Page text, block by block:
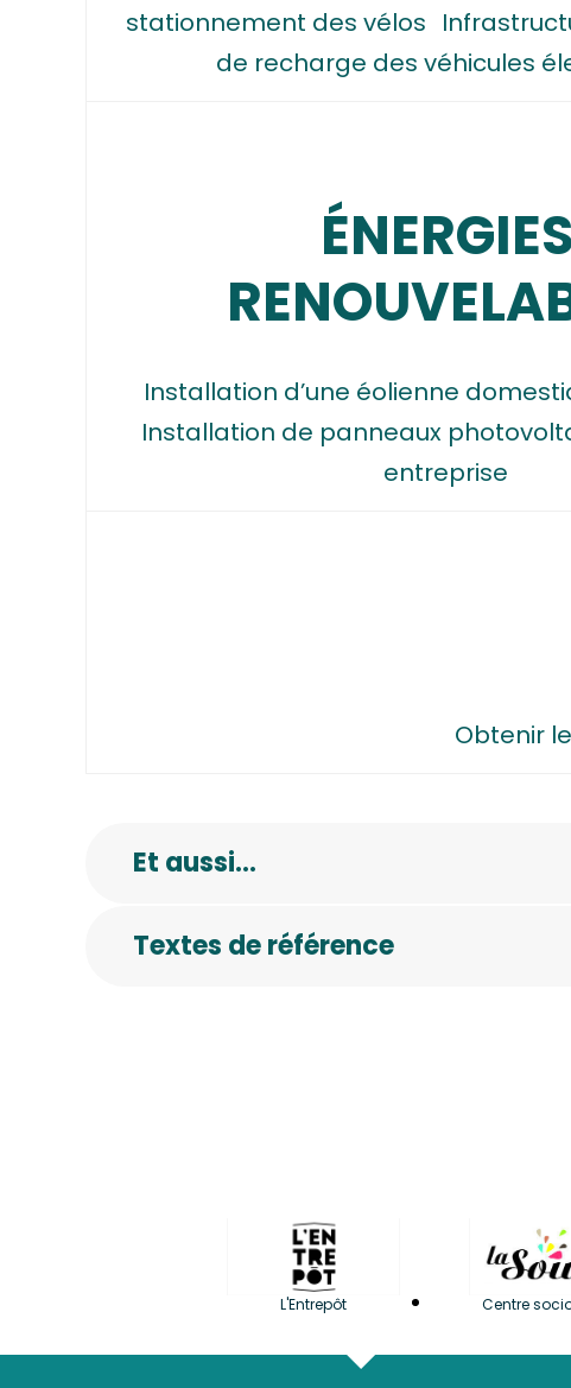
stationnement des vélos
de recharge des véhicules
ÉNERGIES
Installation d’une éolienne
Installation de panneaux
entreprise
Obtenir
Et aussi…
Textes de référence
L'Entrepôt Centre